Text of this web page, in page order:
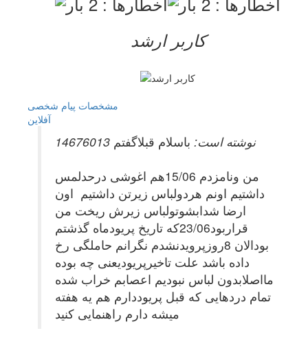
کاربر ارشد
مشخصات پیام شخصی
آفلاين
14676013 نوشته است: باسلام قبلاگفتم
من ونامزدم 15/06هم اغوشی درحدلمس
داشتیم اونم هردولباس زیرتن داشتیم اون
ارضا شدابشوتولباس زیرش ریخت من
قراربود23/06که تاریخ پریودماه گذشتم
بودالان 8روزپرویدنشدم نگرانم حاملگی رخ
داده باشد علت تاخیرپریودیعنی چه بوده
مااصلابدون لباس نبودیم اعصابم خراب شده
تمام دردهایی که قبل پریوددارم هم یه هفته
میشه دارم راهنمایی کنید